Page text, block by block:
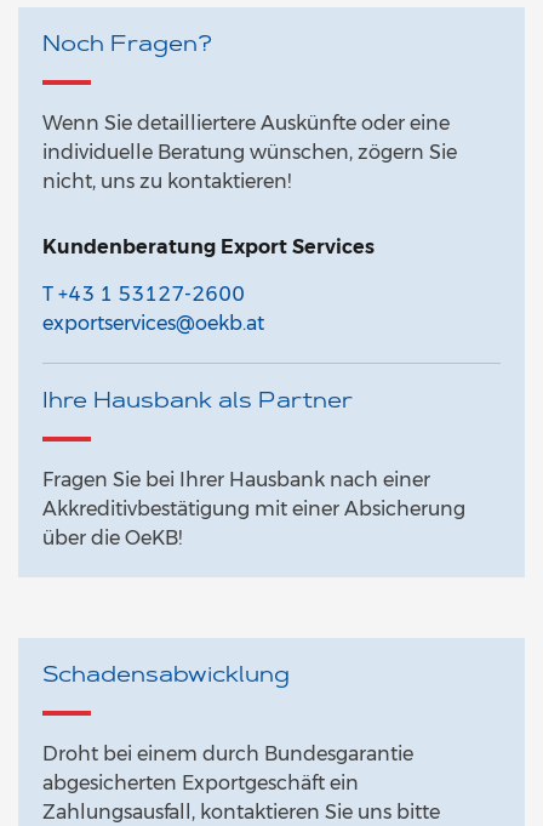
Noch Fragen?
Wenn Sie detailliertere Auskünfte oder eine
individuelle Beratung wünschen, zögern Sie
nicht, uns zu kontaktieren!
Kundenberatung Export Services
T +43 1 53127-2600
exportservices@oekb.at
Ihre Hausbank als Partner
Fragen Sie bei Ihrer Hausbank nach einer
Akkreditivbestätigung mit einer Absicherung
über die OeKB!
Schadensabwicklung
Droht bei einem durch Bundesgarantie
abgesicherten Exportgeschäft ein
Zahlungsausfall, kontaktieren Sie uns bitte